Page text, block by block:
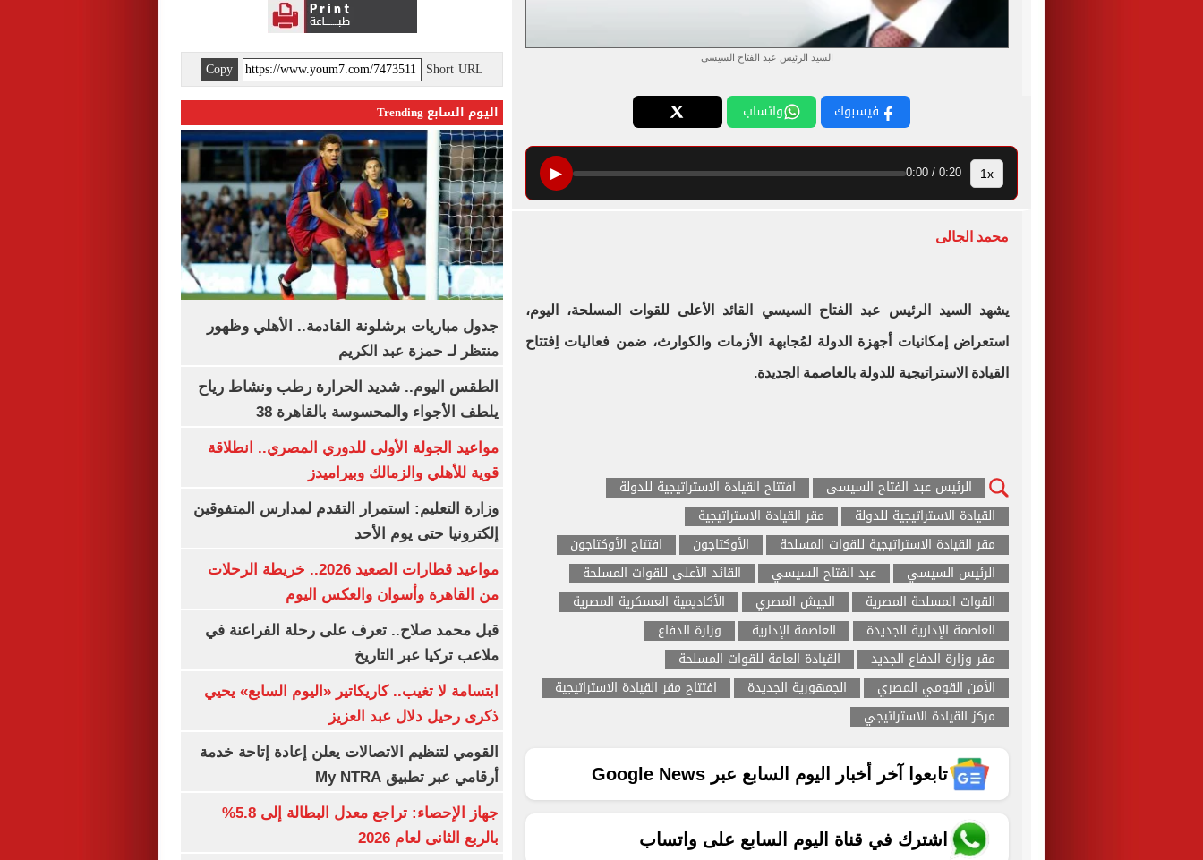
السيد الرئيس عبد الفتاح السيسى
فيسبوك واتساب
▶ 0:20 / 0:00 1x
محمد الجالى
يشهد السيد الرئيس عبد الفتاح السيسي القائد الأعلى للقوات المسلحة، اليوم،
استعراض إمكانيات أجهزة الدولة لمُجابهة الأزمات والكوارث، ضمن فعاليات اِفتتاح
القيادة الاستراتيجية للدولة بالعاصمة الجديدة.
الرئيس عبد الفتاح السيسى
افتتاح القيادة الاستراتيجية للدولة
القيادة الاستراتيجية للدولة
مقر القيادة الاستراتيجية
مقر القيادة الاستراتيجية للقوات المسلحة
الأوكتاجون
افتتاح الأوكتاجون
الرئيس السيسي
عبد الفتاح السيسي
القائد الأعلى للقوات المسلحة
القوات المسلحة المصرية
الجيش المصري
الأكاديمية العسكرية المصرية
العاصمة الإدارية الجديدة
العاصمة الإدارية
وزارة الدفاع
مقر وزارة الدفاع الجديد
القيادة العامة للقوات المسلحة
الأمن القومي المصري
الجمهورية الجديدة
افتتاح مقر القيادة الاستراتيجية
مركز القيادة الاستراتيجي
تابعوا آخر أخبار اليوم السابع عبر Google News
اشترك في قناة اليوم السابع على واتساب
Short URL
Copy
اليوم السابع Trending
جدول مباريات برشلونة القادمة.. الأهلي وظهور
منتظر لـ حمزة عبد الكريم
الطقس اليوم.. شديد الحرارة رطب ونشاط رياح
يلطف الأجواء والمحسوسة بالقاهرة 38
مواعيد الجولة الأولى للدوري المصري.. انطلاقة
قوية للأهلي والزمالك وبيراميدز
وزارة التعليم: استمرار التقدم لمدارس المتفوقين
إلكترونيا حتى يوم الأحد
مواعيد قطارات الصعيد 2026.. خريطة الرحلات
من القاهرة وأسوان والعكس اليوم
قبل محمد صلاح.. تعرف على رحلة الفراعنة في
ملاعب تركيا عبر التاريخ
ابتسامة لا تغيب.. كاريكاتير «اليوم السابع» يحيي
ذكرى رحيل دلال عبد العزيز
القومي لتنظيم الاتصالات يعلن إعادة إتاحة خدمة
أرقامي عبر تطبيق My NTRA
جهاز الإحصاء: تراجع معدل البطالة إلى 5.8%
بالربع الثانى لعام 2026